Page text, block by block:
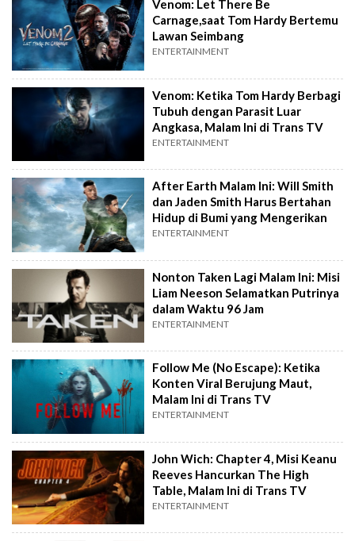
Venom: Let There Be
Carnage,saat Tom Hardy Bertemu
Lawan Seimbang
ENTERTAINMENT
Venom: Ketika Tom Hardy Berbagi
Tubuh dengan Parasit Luar
Angkasa, Malam Ini di Trans TV
ENTERTAINMENT
After Earth Malam Ini: Will Smith
dan Jaden Smith Harus Bertahan
Hidup di Bumi yang Mengerikan
ENTERTAINMENT
Nonton Taken Lagi Malam Ini: Misi
Liam Neeson Selamatkan Putrinya
dalam Waktu 96 Jam
ENTERTAINMENT
Follow Me (No Escape): Ketika
Konten Viral Berujung Maut,
Malam Ini di Trans TV
ENTERTAINMENT
John Wich: Chapter 4, Misi Keanu
Reeves Hancurkan The High
Table, Malam Ini di Trans TV
ENTERTAINMENT